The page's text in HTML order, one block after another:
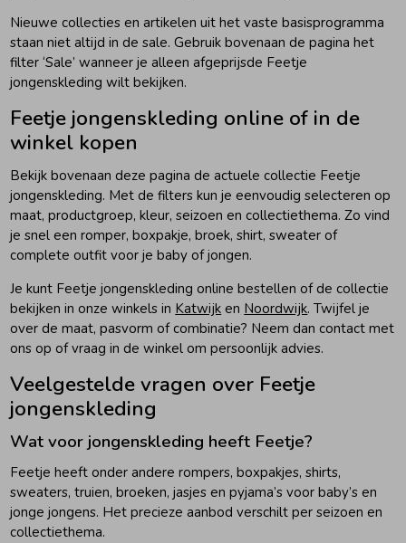
Nieuwe collecties en artikelen uit het vaste basisprogramma
staan niet altijd in de sale. Gebruik bovenaan de pagina het
filter ‘Sale’ wanneer je alleen afgeprijsde Feetje
jongenskleding wilt bekijken.
Feetje jongenskleding online of in de
winkel kopen
Bekijk bovenaan deze pagina de actuele collectie Feetje
jongenskleding. Met de filters kun je eenvoudig selecteren op
maat, productgroep, kleur, seizoen en collectiethema. Zo vind
je snel een romper, boxpakje, broek, shirt, sweater of
complete outfit voor je baby of jongen.
Je kunt Feetje jongenskleding online bestellen of de collectie
bekijken in onze winkels in Katwijk en Noordwijk. Twijfel je
over de maat, pasvorm of combinatie? Neem dan contact met
ons op of vraag in de winkel om persoonlijk advies.
Veelgestelde vragen over Feetje
jongenskleding
Wat voor jongenskleding heeft Feetje?
Feetje heeft onder andere rompers, boxpakjes, shirts,
sweaters, truien, broeken, jasjes en pyjama’s voor baby’s en
jonge jongens. Het precieze aanbod verschilt per seizoen en
collectiethema.